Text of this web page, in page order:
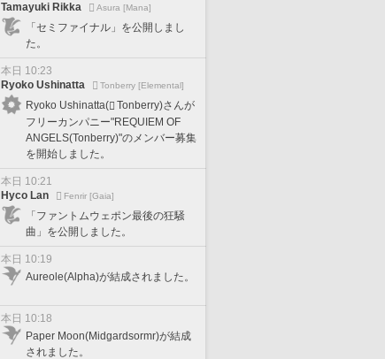
Tamayuki Rikka
Asura [Mana]
「セミファイナル」を公開しまし
た。
本日 10:23
Ryoko Ushinatta
Tonberry [Elemental]
Ryoko Ushinatta(
Tonberry)さんが
フリーカンパニー"REQUIEM OF
ANGELS(Tonberry)"のメンバー募集
を開始しました。
本日 10:21
Hyco Lan
Fenrir [Gaia]
「ファントムウェポン最後の狂騒
曲」を公開しました。
本日 10:19
Aureole(Alpha)が結成されました。
本日 10:18
Paper Moon(Midgardsormr)が結成
されました。